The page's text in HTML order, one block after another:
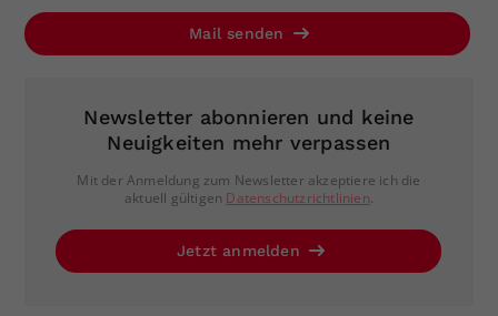
Mail senden
Newsletter abonnieren und keine
Neuigkeiten mehr verpassen
Mit der Anmeldung zum Newsletter akzeptiere ich die
aktuell gültigen Datenschutzrichtlinien.
Jetzt anmelden